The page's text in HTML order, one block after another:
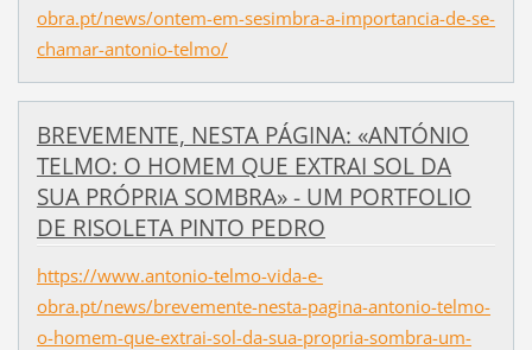
obra.pt/news/ontem-em-sesimbra-a-importancia-de-se-
chamar-antonio-telmo/
BREVEMENTE, NESTA PÁGINA: «ANTÓNIO
TELMO: O HOMEM QUE EXTRAI SOL DA
SUA PRÓPRIA SOMBRA» - UM PORTFOLIO
DE RISOLETA PINTO PEDRO
https://www.antonio-telmo-vida-e-
obra.pt/news/brevemente-nesta-pagina-antonio-telmo-
o-homem-que-extrai-sol-da-sua-propria-sombra-um-